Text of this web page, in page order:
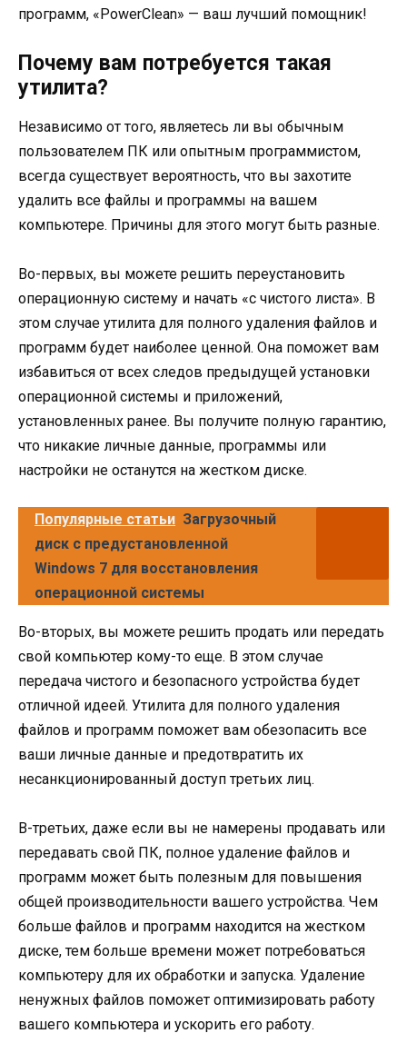
программ, «PowerClean» — ваш лучший помощник!
Почему вам потребуется такая
утилита?
Независимо от того, являетесь ли вы обычным
пользователем ПК или опытным программистом,
всегда существует вероятность, что вы захотите
удалить все файлы и программы на вашем
компьютере. Причины для этого могут быть разные.
Во-первых, вы можете решить переустановить
операционную систему и начать «с чистого листа». В
этом случае утилита для полного удаления файлов и
программ будет наиболее ценной. Она поможет вам
избавиться от всех следов предыдущей установки
операционной системы и приложений,
установленных ранее. Вы получите полную гарантию,
что никакие личные данные, программы или
настройки не останутся на жестком диске.
Популярные статьи Загрузочный
диск с предустановленной
Windows 7 для восстановления
операционной системы
Во-вторых, вы можете решить продать или передать
свой компьютер кому-то еще. В этом случае
передача чистого и безопасного устройства будет
отличной идеей. Утилита для полного удаления
файлов и программ поможет вам обезопасить все
ваши личные данные и предотвратить их
несанкционированный доступ третьих лиц.
В-третьих, даже если вы не намерены продавать или
передавать свой ПК, полное удаление файлов и
программ может быть полезным для повышения
общей производительности вашего устройства. Чем
больше файлов и программ находится на жестком
диске, тем больше времени может потребоваться
компьютеру для их обработки и запуска. Удаление
ненужных файлов поможет оптимизировать работу
вашего компьютера и ускорить его работу.